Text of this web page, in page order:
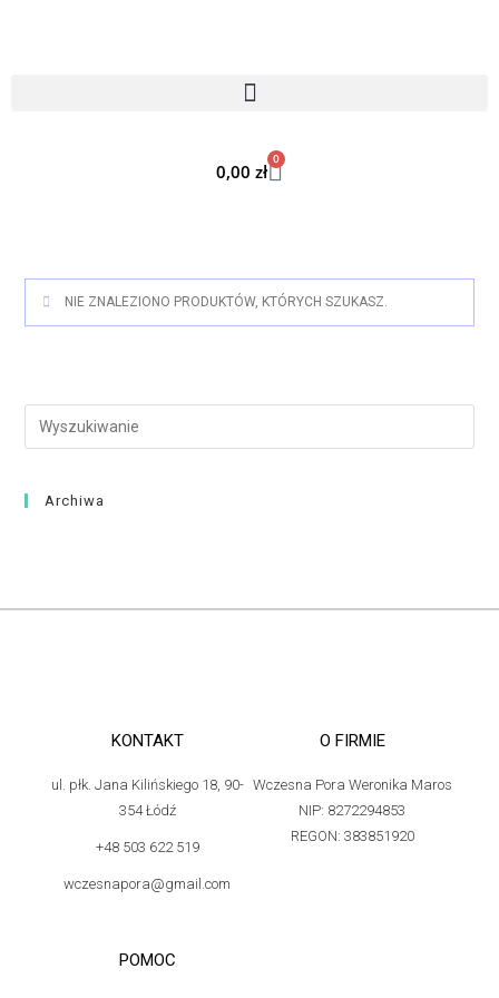
0,00 zł
0
NIE ZNALEZIONO PRODUKTÓW, KTÓRYCH SZUKASZ.
Archiwa
KONTAKT
ul. płk. Jana Kilińskiego 18, 90-
354 Łódź
+48 503 622 519
wczesnapora@gmail.com
O FIRMIE
Wczesna Pora Weronika Maros
NIP: 8272294853
REGON: 383851920
POMOC